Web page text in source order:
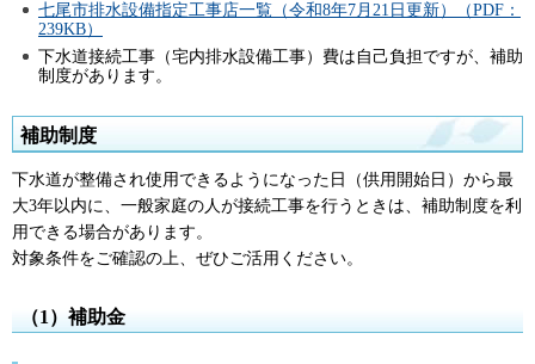
七尾市排水設備指定工事店一覧（令和8年7月21日更新）（PDF：
239KB）
下水道接続工事（宅内排水設備工事）費は自己負担ですが、補助
制度があります。
補助制度
下水道が整備され使用できるようになった日（供用開始日）から最
大3年以内に、一般家庭の人が接続工事を行うときは、補助制度を利
用できる場合があります。
対象条件をご確認の上、ぜひご活用ください。
（1）補助金